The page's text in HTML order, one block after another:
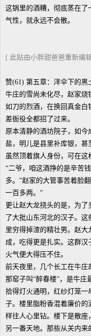
这锅里的酒糟，彻底蒸在了
气性，就永远不会散。
[ 此贴由小胖甜爸爸重新编
赞(61) 第五章：洋伞下的黑
牛庄的雪尚未化尽，赵家烧
如刀的烈酒，在换回真金白
差衙役全都招了过来。
原本清静的酒坊院子，如今
盐，明儿是县里补库银，
虽然顶着旗人身份，可在这
“二爷，咱这酒挣的是辛苦
多。”赵家的大管事苦着脸
一百多两。”
更让赵大龙挠头的是，为
了大批山东河北的汉子。
里穷得掉渣的精壮男。赵
成，吃得更是扎实。这群汉
火气便大得压不住。
前天夜里，几个长工在牛庄
那窑子叫“醉春楼”，是牛
拾得灯火通明，红纱灯笼
子。楼里脂粉香混着廉价
样往人心里钻。楼下是散
另一番天地。那些从关内